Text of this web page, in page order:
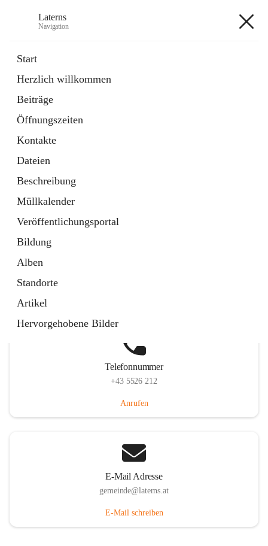
Laterns
Navigation
Start
Herzlich willkommen
Beiträge
Öffnungszeiten
Kontakte
Dateien
Beschreibung
Müllkalender
Veröffentlichungsportal
Bildung
Alben
Standorte
Artikel
Hervorgehobene Bilder
11 Schnellzugriffe
Soziales
1 Schnellzugriff
Telefonnummer
+43 5526 212
Anrufen
E-Mail Adresse
gemeinde@laterns.at
E-Mail schreiben